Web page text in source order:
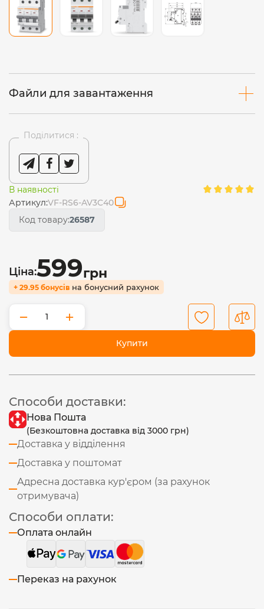
Файли для завантаження
Поділитися :
В наявності
Артикул:VF-RS6-AV3C40
Код товару:26587
Ціна:599грн
+ 29.95 бонусів на бонусний рахунок
− +
Купити
Способи доставки:
Нова Пошта
(Безкоштовна доставка від 3000 грн)
Доставка у відділення
Доставка у поштомат
Адресна доставка кур'єром (за рахунок
отримувача)
Способи оплати:
Оплата онлайн
Переказ на рахунок